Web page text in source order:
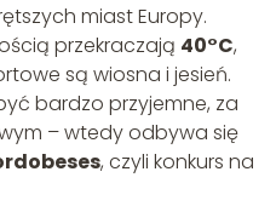
miast Europy.
przekraczają 40°C,
są wiosna i jesień.
bardzo przyjemne, za
– wtedy odbywa się
, czyli konkurs na